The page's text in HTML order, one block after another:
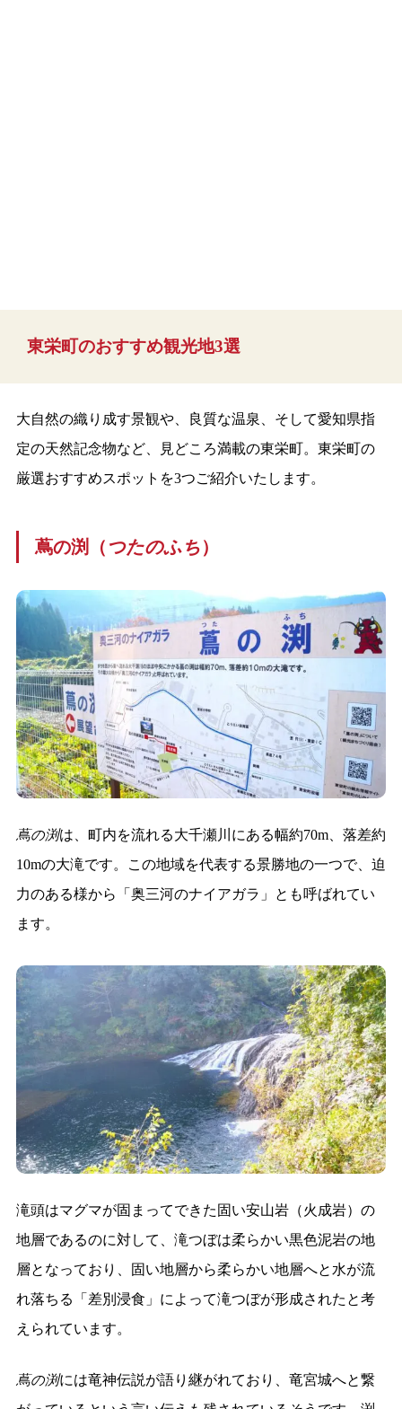
東栄町のおすすめ観光地3選
大自然の織り成す景観や、良質な温泉、そして愛知県指
定の天然記念物など、見どころ満載の東栄町。東栄町の
厳選おすすめスポットを3つご紹介いたします。
蔦の渕（ つたのふち）
蔦の渕は、町内を流れる大千瀬川にある幅約70m、落差約
10mの大滝です。この地域を代表する景勝地の一つで、迫
力のある様から「奥三河のナイアガラ」とも呼ばれてい
ます。
滝頭はマグマが固まってできた固い安山岩（火成岩）の
地層であるのに対して、滝つぼは柔らかい黒色泥岩の地
層となっており、固い地層から柔らかい地層へと水が流
れ落ちる「差別浸食」によって滝つぼが形成されたと考
えられています。
蔦の渕には竜神伝説が語り継がれており、竜宮城へと繋